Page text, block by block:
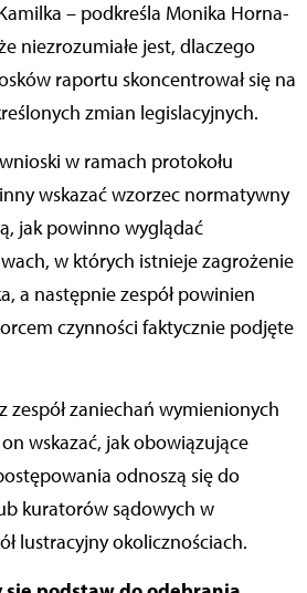
– podkreśla Monika Horna-
niezrozumiałe jest, dlaczego
raportu skoncentrował się na
zmian legislacyjnych.
w ramach protokołu
wskazać wzorzec normatywny
jak powinno wyglądać
w których istnieje zagrożenie
a następnie zespół powinien
czynności faktycznie podjęte
zespół zaniechań wymienionych
wskazać, jak obowiązujące
odnoszą się do
kuratorów sądowych w
lustracyjny okolicznościach.